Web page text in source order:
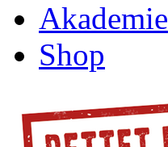
Akademie
Shop